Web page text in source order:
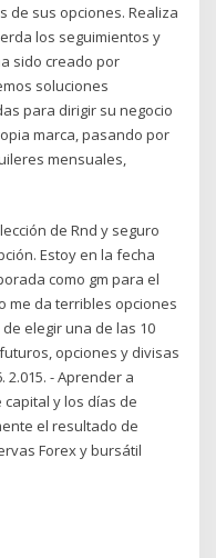
de sus opciones. Realiza
los seguimientos y
sido creado por
soluciones
para dirigir su negocio
marca, pasando por
mensuales,
de Rnd y seguro
Estoy en la fecha
como gm para el
me da terribles opciones
elegir una de las 10
opciones y divisas
- Aprender a
y los días de
el resultado de
Forex y bursátil